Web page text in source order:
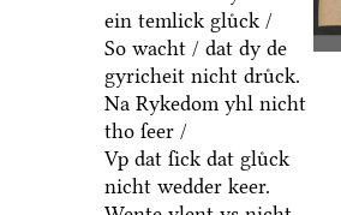
ein temlick gluͤck /
So wacht / dat dy de
gyricheit nicht druͤck.
Na Rykedom yhl nicht
tho ſeer /
Vp dat ſick dat gluͤck
nicht wedder keer.